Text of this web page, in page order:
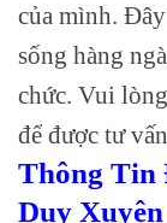
của mình.
sống hàng
chức. Vui
để được tư
Thông Tin
Duy Xuyên